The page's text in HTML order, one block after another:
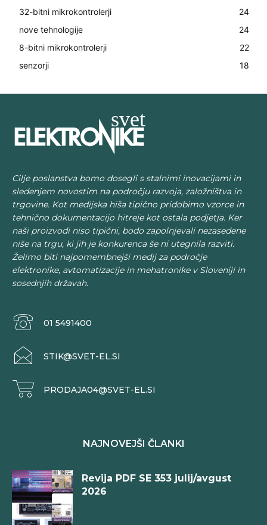
32-bitni mikrokontrolerji
24
nove tehnologije
24
8-bitni mikrokontrolerji
22
senzorji
18
Cilje poslanstva bomo dosegli s stalnimi inovacijami in
sledenjem novostim na področju razvoja, založništva in
trgovine. Kot medijska hiša tipično pridobimo vzorce in
tehnično dokumentacijo hitreje kot ostala podjetja. Ker
naši proizvodi niso tipični, bodo zapolnjevali nezasedene
niše na trgu, ki jih je konkurenca še ni utegnila razviti.
Želimo biti najpomembnejši medij za področje
elektronike, avtomatizacije in mehatronike v Sloveniji in
sosednjih državah.
01 5491400
STIK@SVET-EL.SI
PRODAJA04@SVET-EL.SI
NAJNOVEJŠI ČLANKI
Revija PDF SE 353 julij/avgust
2026